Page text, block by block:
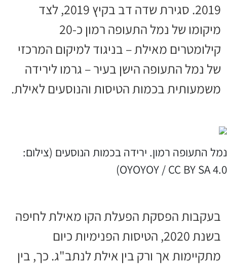
2019. סגירת שדה דב בקיץ 2019, לצד
מיקומו של נמל התעופה רמון כ-20
קילומטרים מאילת – בניגוד למיקום המרכזי
של נמל התעופה הישן בעיר – גרמו לירידה
משמעותית בכמות הטיסות והנוסעים לאילת.
נמל התעופה רמון. ירידה בכמות הנוסעים (צילום:
OYOYOY / CC BY SA 4.0)
בעקבות הפסקת הפעלת הקו מאילת לחיפה
בשנת 2020, הטיסות הפנימיות כיום
מתקיימות אך ורק בין אילת לנתב"ג. כך, בין